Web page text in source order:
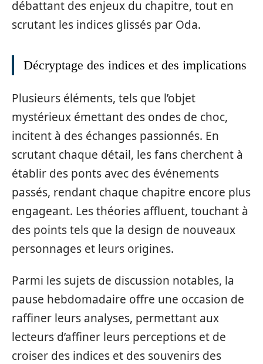
débattant des enjeux du chapitre, tout en
scrutant les indices glissés par Oda.
Décryptage des indices et des implications
Plusieurs éléments, tels que l’objet
mystérieux émettant des ondes de choc,
incitent à des échanges passionnés. En
scrutant chaque détail, les fans cherchent à
établir des ponts avec des événements
passés, rendant chaque chapitre encore plus
engageant. Les théories affluent, touchant à
des points tels que la design de nouveaux
personnages et leurs origines.
Parmi les sujets de discussion notables, la
pause hebdomadaire offre une occasion de
raffiner leurs analyses, permettant aux
lecteurs d’affiner leurs perceptions et de
croiser des indices et des souvenirs des